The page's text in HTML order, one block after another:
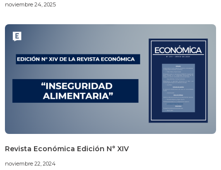
noviembre 24, 2025
Revista Económica Edición N° XIV
noviembre 22, 2024